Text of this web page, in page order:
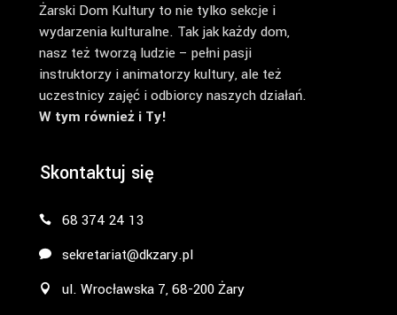
Żarski Dom Kultury to nie tylko sekcje i
wydarzenia kulturalne. Tak jak każdy dom,
nasz też tworzą ludzie – pełni pasji
instruktorzy i animatorzy kultury, ale też
uczestnicy zajęć i odbiorcy naszych działań.
W tym również i Ty!
Skontaktuj się
68 374 24 13
sekretariat@dkzary.pl
ul. Wrocławska 7, 68-200 Żary